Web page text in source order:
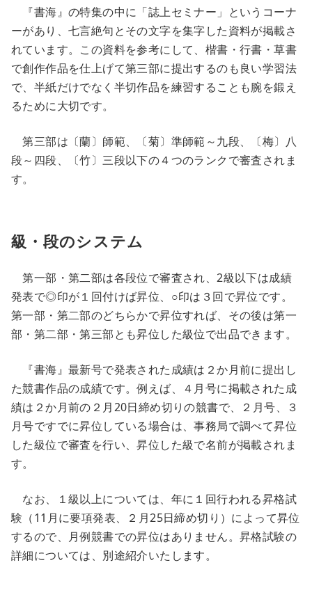
『書海』の特集の中に「誌上セミナー」というコーナ
ーがあり、七言絶句とその文字を集字した資料が掲載さ
れています。この資料を参考にして、楷書・行書・草書
で創作作品を仕上げて第三部に提出するのも良い学習法
で、半紙だけでなく半切作品を練習することも腕を鍛え
るために大切です。
第三部は〔蘭〕師範、〔菊〕準師範～九段、〔梅〕八
段～四段、〔竹〕三段以下の４つのランクで審査されま
す。
級・段のシステム
第一部・第二部は各段位で審査され、2級以下は成績
発表で◎印が１回付けば昇位、○印は３回で昇位です。
第一部・第二部のどちらかで昇位すれば、その後は第一
部・第二部・第三部とも昇位した級位で出品できます。
『書海』最新号で発表された成績は２か月前に提出し
た競書作品の成績です。例えば、４月号に掲載された成
績は２か月前の２月20日締め切りの競書で、２月号、３
月号ですでに昇位している場合は、事務局で調べて昇位
した級位で審査を行い、昇位した級で名前が掲載されま
す。
なお、１級以上については、年に１回行われる昇格試
験（11月に要項発表、２月25日締め切り）によって昇位
するので、月例競書での昇位はありません。昇格試験の
詳細については、別途紹介いたします。